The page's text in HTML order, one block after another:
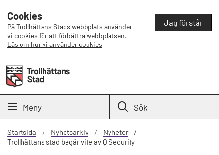
Cookies
På Trollhättans Stads webbplats använder
vi cookies för att förbättra webbplatsen.
Läs om hur vi använder cookies
Jag förstår
Meny Sök
Startsida Nyhetsarkiv
Nyheter
Trollhättans stad begär vite av Q Security